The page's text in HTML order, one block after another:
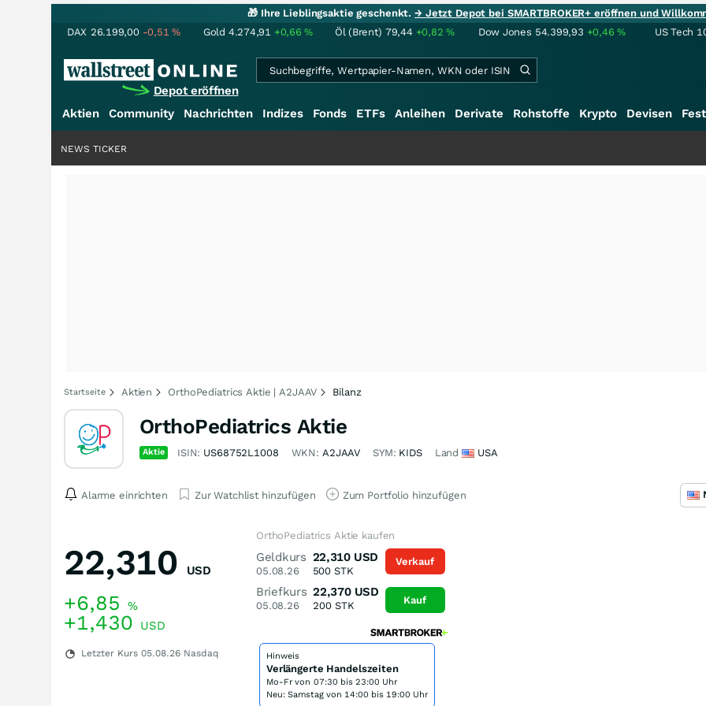
🎁 Ihre Lieblingsaktie geschenkt.→ Jetzt Depot bei SMARTBROKER+ eröffnen und
DAX 26.199,00 -0,51% Gold 4.274,91 +0,66% Öl (Brent) 79,44 +0,82% Dow Jones 54.399,93 +0,46% US Tech
Depot eröffnen
Aktien Community Nachrichten Indizes Fonds ETFs Anleihen Derivate Rohstoffe Krypto Devisen
NEWS TICKER
Startseite Aktien OrthoPediatrics Aktie | A2JAAV Bilanz
OrthoPediatrics Aktie
Aktie ISIN: US68752L1008 WKN: A2JAAV SYM: KIDS Land USA
Alarme einrichten Zur Watchlist hinzufügen Zum Portfolio hinzufügen
22,310 USD
+6,85 %
+1,430 USD
Letzter Kurs 05.08.26 Nasdaq
OrthoPediatrics Aktie kaufen
Geldkurs
05.08.26
22,310 USD
500 STK
Briefkurs
05.08.26
22,370 USD
200STK
Verkauf
Kauf
Hinweis
Verlängerte Handelszeiten
Mo-Fr von 07:30 bis 23:00 Uhr
Neu: Samstag von 14:00 bis 19:00 Uhr